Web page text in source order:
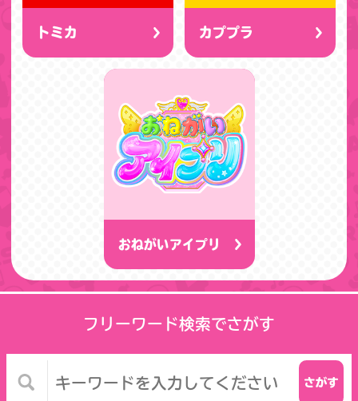
トミカ カププラ
おねがいアイプリ
フリーワード検索でさがす